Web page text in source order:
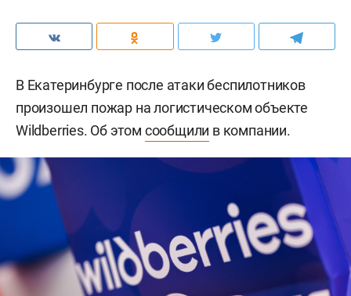
В Екатеринбурге после атаки беспилотников
произошел пожар на логистическом объекте
Wildberries. Об этом сообщили в компании.